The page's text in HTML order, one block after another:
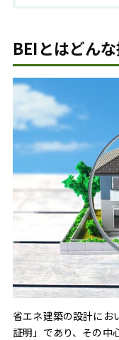
BEIとはどん
省エネ建築の設計にお
証明」であり、その中